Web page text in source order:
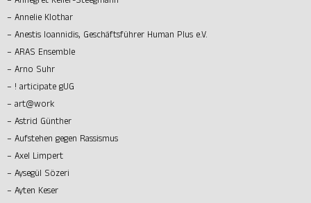
– Annelie Klothar
– Anestis Ioannidis, Geschäftsführer Human Plus e.V.
– ARAS Ensemble
– Arno Suhr
– ! articipate gUG
– art@work
– Astrid Günther
– Aufstehen gegen Rassismus
– Axel Limpert
– Aysegül Sözeri
– Ayten Keser